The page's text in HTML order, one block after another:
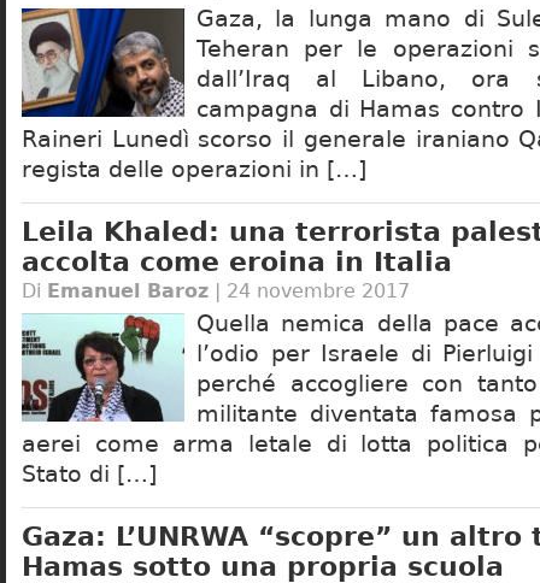
Gaza, la lunga mano di
Teheran per le operazioni
dall’Iraq al Libano, ora
campagna di Hamas contro
Raineri Lunedì scorso il generale iraniano
regista delle operazioni in […]
Leila Khaled: una terrorista
accolta come eroina in Italia
Di Emanuel Baroz | 24 novembre 2017
Quella nemica della pace
l’odio per Israele di
perché accogliere con
militante diventata famosa
aerei come arma letale di lotta politica
Stato di […]
Gaza: L’UNRWA “scopre” un
Hamas sotto una propria scuola